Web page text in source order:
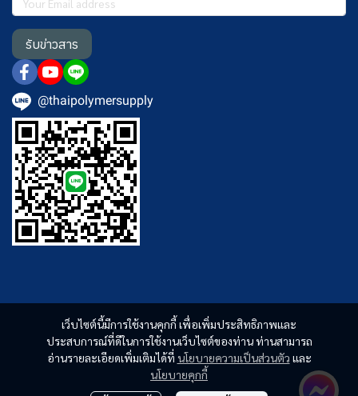
เว็บไซต์นี้มีการใช้งานคุกกี้ เพื่อเพิ่มประสิทธิภาพและ
ประสบการณ์ที่ดีในการใช้งานเว็บไซต์ของท่าน ท่านสามารถ
อ่านรายละเอียดเพิ่มเติมได้ที่ นโยบายความเป็นส่วนตัว และ
นโยบายคุกกี้
รับข่าวสาร
@thaipolymersupply